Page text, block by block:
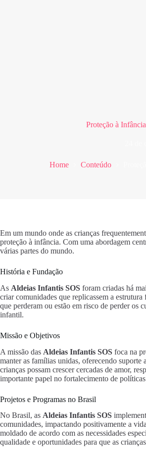
Proteção à
Home Conteúdo
Em um mundo onde as crianças
proteção à infância. Com uma abordagem
várias partes do mundo.
História e Fundação
As Aldeias Infantis SOS foram criadas há
criar comunidades que replicassem a
que perderam ou estão em risco de perder os
infantil.
Missão e Objetivos
A missão das Aldeias Infantis SOS foca na
manter as famílias unidas, oferecendo
crianças possam crescer cercadas de amor,
importante papel no fortalecimento de
Projetos e Programas no Brasil
No Brasil, as Aldeias Infantis SOS
comunidades, impactando positivamente a
moldado de acordo com as necessidades
qualidade e oportunidades para que as